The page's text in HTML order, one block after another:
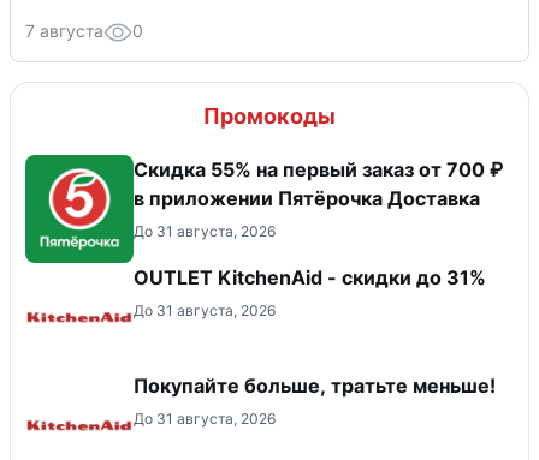
7 августа 0
Промокоды
Скидка 55% на первый заказ от 700 ₽
в приложении Пятёрочка Доставка
До 31 августа, 2026
OUTLET KitchenAid - скидки до 31%
До 31 августа, 2026
Покупайте больше, тратьте меньше!
До 31 августа, 2026